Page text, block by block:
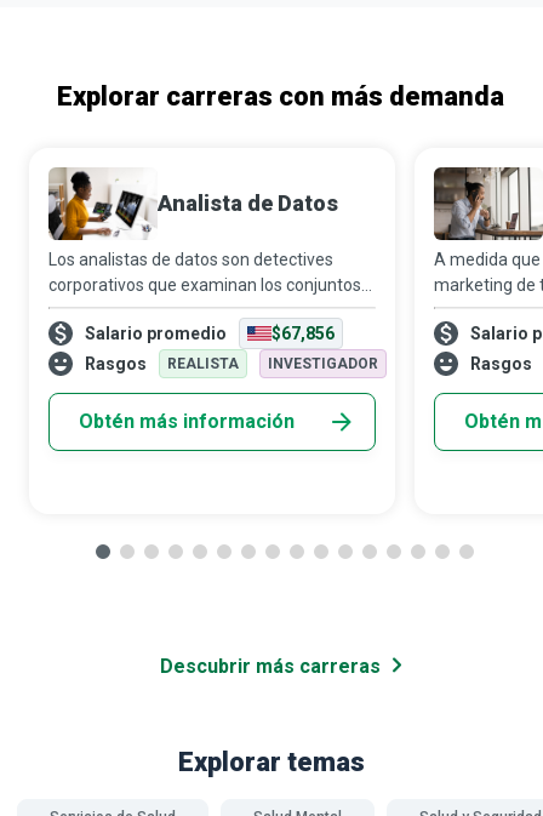
Explorar carreras con más demanda
Analista de Datos
Los analistas de datos son detectives
corporativos que examinan los conjuntos
de datos de la organización en detalle
minuciosamente, por lo que sus
interpretaciones resaltan patrones y
Salario promedio
$67,856
Rasgos
REALISTA INVESTIGADOR
Obtén más información
A medida
marketing de
cada vez
llegar a sus
de gerentes
Salario
Rasgos
Obtén
Descubrir más carreras
Explorar temas